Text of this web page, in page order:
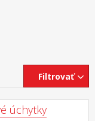
Filtrovať
úchytky